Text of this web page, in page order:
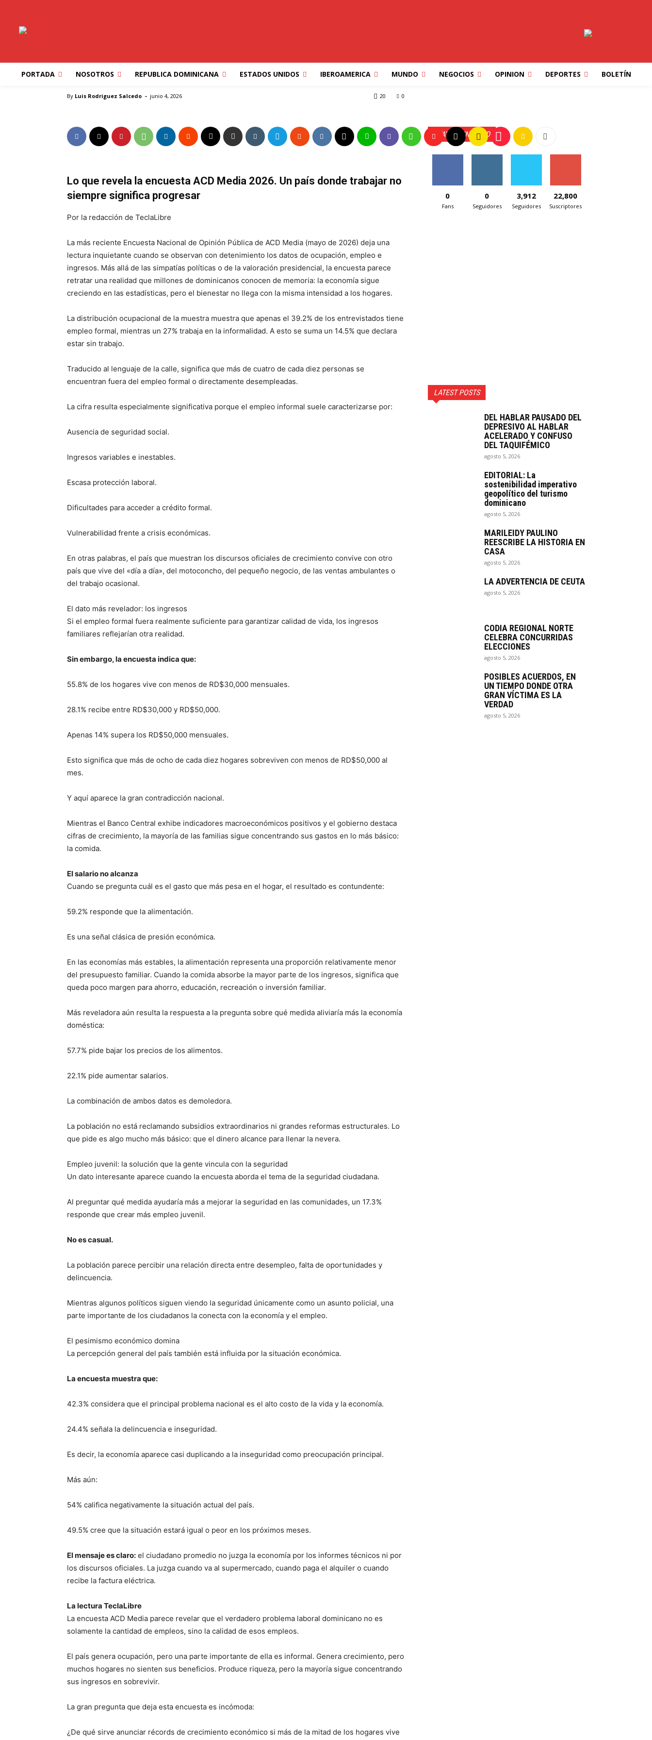
PORTADA NOSOTROS REPUBLICA DOMINICANA ESTADOS UNIDOS IBEROAMERICA MUNDO NEGOCIOS OPINION DEPORTES BOLETÍN
DEL REBUSQUE
By Luis Rodriguez Salcedo - junio 4, 2026 0
20
Lo que revela la encuesta ACD Media 2026. Un país donde trabajar no
siempre significa progresar
Por la redacción de TeclaLibre
La más reciente Encuesta Nacional de Opinión Pública de ACD Media (mayo de 2026) deja una
lectura inquietante cuando se observan con detenimiento los datos de ocupación, empleo e
ingresos. Más allá de las simpatías políticas o de la valoración presidencial, la encuesta parece
retratar una realidad que millones de dominicanos conocen de memoria: la economía sigue
creciendo en las estadísticas, pero el bienestar no llega con la misma intensidad a los hogares.
La distribución ocupacional de la muestra muestra que apenas el 39.2% de los entrevistados tiene
empleo formal, mientras un 27% trabaja en la informalidad. A esto se suma un 14.5% que declara
estar sin trabajo.
Traducido al lenguaje de la calle, significa que más de cuatro de cada diez personas se
encuentran fuera del empleo formal o directamente desempleadas.
La cifra resulta especialmente significativa porque el empleo informal suele caracterizarse por:
Ausencia de seguridad social.
Ingresos variables e inestables.
Escasa protección laboral.
Dificultades para acceder a crédito formal.
Vulnerabilidad frente a crisis económicas.
En otras palabras, el país que muestran los discursos oficiales de crecimiento convive con otro
país que vive del «día a día», del motoconcho, del pequeño negocio, de las ventas ambulantes o
del trabajo ocasional.
El dato más revelador: los ingresos
Si el empleo formal fuera realmente suficiente para garantizar calidad de vida, los ingresos
familiares reflejarían otra realidad.
Sin embargo, la encuesta indica que:
55.8% de los hogares vive con menos de RD$30,000 mensuales.
28.1% recibe entre RD$30,000 y RD$50,000.
Apenas 14% supera los RD$50,000 mensuales.
Esto significa que más de ocho de cada diez hogares sobreviven con menos de RD$50,000 al
mes.
Y aquí aparece la gran contradicción nacional.
Mientras el Banco Central exhibe indicadores macroeconómicos positivos y el gobierno destaca
cifras de crecimiento, la mayoría de las familias sigue concentrando sus gastos en lo más básico:
la comida.
El salario no alcanza
Cuando se pregunta cuál es el gasto que más pesa en el hogar, el resultado es contundente:
59.2% responde que la alimentación.
Es una señal clásica de presión económica.
En las economías más estables, la alimentación representa una proporción relativamente menor
del presupuesto familiar. Cuando la comida absorbe la mayor parte de los ingresos, significa que
queda poco margen para ahorro, educación, recreación o inversión familiar.
Más reveladora aún resulta la respuesta a la pregunta sobre qué medida aliviaría más la economía
doméstica:
57.7% pide bajar los precios de los alimentos.
22.1% pide aumentar salarios.
La combinación de ambos datos es demoledora.
La población no está reclamando subsidios extraordinarios ni grandes reformas estructurales. Lo
que pide es algo mucho más básico: que el dinero alcance para llenar la nevera.
Empleo juvenil: la solución que la gente vincula con la seguridad
Un dato interesante aparece cuando la encuesta aborda el tema de la seguridad ciudadana.
Al preguntar qué medida ayudaría más a mejorar la seguridad en las comunidades, un 17.3%
responde que crear más empleo juvenil.
No es casual.
La población parece percibir una relación directa entre desempleo, falta de oportunidades y
delincuencia.
Mientras algunos políticos siguen viendo la seguridad únicamente como un asunto policial, una
parte importante de los ciudadanos la conecta con la economía y el empleo.
El pesimismo económico domina
La percepción general del país también está influida por la situación económica.
La encuesta muestra que:
42.3% considera que el principal problema nacional es el alto costo de la vida y la economía.
24.4% señala la delincuencia e inseguridad.
Es decir, la economía aparece casi duplicando a la inseguridad como preocupación principal.
Más aún:
54% califica negativamente la situación actual del país.
49.5% cree que la situación estará igual o peor en los próximos meses.
El mensaje es claro: el ciudadano promedio no juzga la economía por los informes técnicos ni por
los discursos oficiales. La juzga cuando va al supermercado, cuando paga el alquiler o cuando
recibe la factura eléctrica.
La lectura TeclaLibre
La encuesta ACD Media parece revelar que el verdadero problema laboral dominicano no es
solamente la cantidad de empleos, sino la calidad de esos empleos.
El país genera ocupación, pero una parte importante de ella es informal. Genera crecimiento, pero
muchos hogares no sienten sus beneficios. Produce riqueza, pero la mayoría sigue concentrando
sus ingresos en sobrevivir.
La gran pregunta que deja esta encuesta es incómoda:
¿De qué sirve anunciar récords de crecimiento económico si más de la mitad de los hogares vive
STAY CONNECTED
0
Fans
0
Seguidores
3,912
Seguidores
22,800
Suscriptores
LATEST POSTS
DEL HABLAR PAUSADO DEL
DEPRESIVO AL HABLAR
ACELERADO Y CONFUSO
DEL TAQUIFÉMICO
agosto 5, 2026
EDITORIAL: La
sostenibilidad imperativo
geopolítico del turismo
dominicano
agosto 5, 2026
MARILEIDY PAULINO
REESCRIBE LA HISTORIA EN
CASA
agosto 5, 2026
LA ADVERTENCIA DE CEUTA
agosto 5, 2026
CODIA REGIONAL NORTE
CELEBRA CONCURRIDAS
ELECCIONES
agosto 5, 2026
POSIBLES ACUERDOS, EN
UN TIEMPO DONDE OTRA
GRAN VÍCTIMA ES LA
VERDAD
agosto 5, 2026